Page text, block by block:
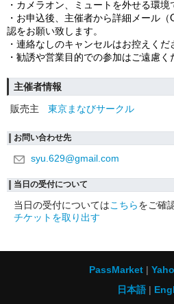
・カメラオン、ミュートを外せる環境
・お申込後、主催者から詳細メール
認をお願い致します。
・連絡なしのキャンセルはお控えくだ
・勧誘や営業目的での参加はご遠慮く
主催者情報
販売主
東京まなびサークル
お問い合わせ先
syu.629@gmail.com
当日の受付について
当日の受付についてはこちらをご確
チケットを取り出す
PassMarket
日本語